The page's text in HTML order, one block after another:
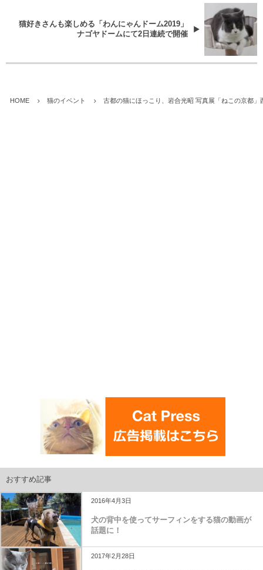
猫好きさんも楽しめる「わんにゃんドーム2019」
ナゴヤドームにて2日連続で開催
HOME 猫のイベント 古都の猫にほっこり、岩合光昭 写真展「ねこの京都」
おすすめ記事
2016年4月3日
犬の背中を使ってサーフィンをする猫の動画が
話題に！
2017年2月28日